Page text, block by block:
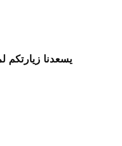
يسعدنا زيارتكم